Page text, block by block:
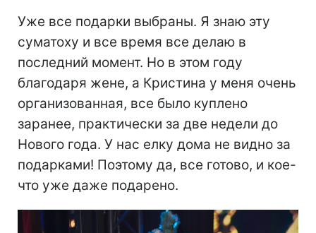
Уже все подарки выбраны. Я знаю эту
суматоху и все время все делаю в
последний момент. Но в этом году
благодаря жене, а Кристина у меня очень
организованная, все было куплено
заранее, практически за две недели до
Нового года. У нас елку дома не видно за
подарками! Поэтому да, все готово, и кое-
что уже даже подарено.